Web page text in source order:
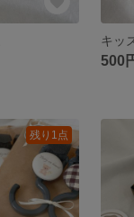
キッ
500
残り1点